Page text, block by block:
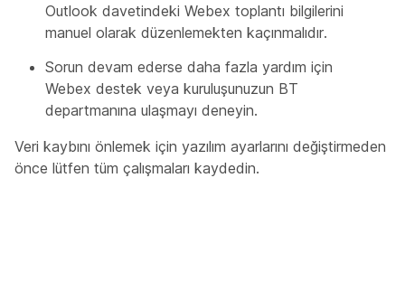
Outlook davetindeki Webex toplantı bilgilerini
manuel olarak düzenlemekten kaçınmalıdır.
Sorun devam ederse daha fazla yardım için
Webex destek veya kuruluşunuzun BT
departmanına ulaşmayı deneyin.
Veri kaybını önlemek için yazılım ayarlarını değiştirmeden
önce lütfen tüm çalışmaları kaydedin.